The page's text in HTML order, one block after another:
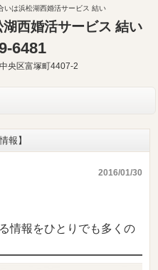
いは浜松湖西婚活サービス 結い
西婚活サービス 結い
6481
央区富塚町4407-2
報】
2016/01/30
情報をひとりでも多くの